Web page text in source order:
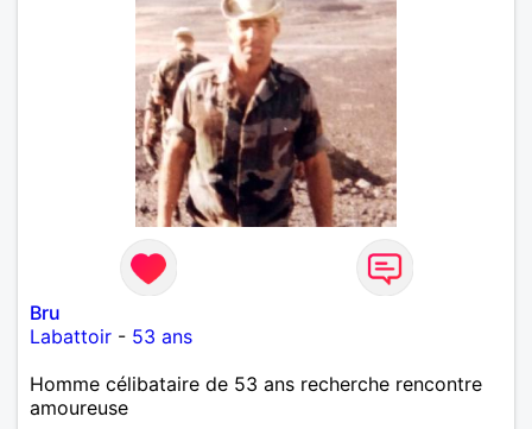
Bru
Labattoir - 53 ans
Homme célibataire de 53 ans recherche rencontre
amoureuse